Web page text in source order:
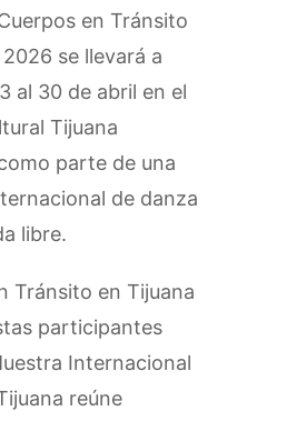
en Tránsito
se llevará a
al 30 de abril en el
Tijuana
parte de una
de danza
libre.
Tránsito en Tijuana
participantes
Internacional
reúne